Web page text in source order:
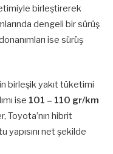
birleştirerek
dengeli bir sürüş
ise sürüş
birleşik yakıt tüketimi
ise 101 – 110 gr/km
Toyota’nın hibrit
net şekilde